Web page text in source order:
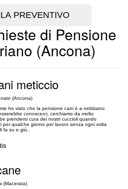
di Pensione
(Ancona)
meticcio
(Ancona)
ho visto che la pensione cani è a nebbiano
conoscerci, cerchiamo da molto
prendersi cura dei nostri cuccioli quando
per qualche giorno per lavoro senza ogni volta
fa su e giù..
(Macerata)